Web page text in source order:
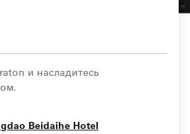
и насладитесь
Beidaihe Hotel